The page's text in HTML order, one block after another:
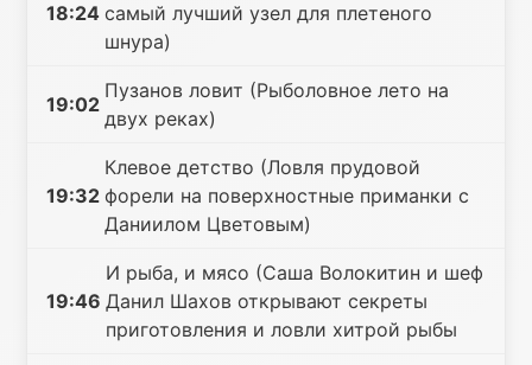
18:24 самый лучший узел для плетеного
шнура)
19:02
Пузанов ловит (Рыболовное лето на
двух реках)
19:32
Клевое детство (Ловля прудовой
форели на поверхностные приманки с
Даниилом Цветовым)
19:46
И рыба, и мясо (Саша Волокитин и шеф
Данил Шахов открывают секреты
приготовления и ловли хитрой рыбы